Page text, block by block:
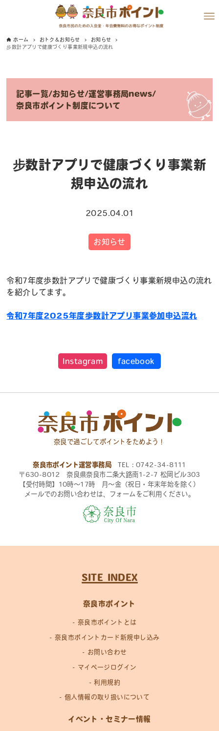
ホーム おトク＆お知らせ
お知らせ
步数計アプリで健康づくり事業新規申込の流れ
記事一覧/お知らせ/運営事務局news/
奈良市ポイント制度について
步数計アプリで健康づくり事業新
規申込の流れ
2025.04.01
お知らせ
令和7年度歩数計アプリで健康づくり事業新規申込の流れ
を紹介してます。
令和7年度2025年度歩数計アプリ事業参加申込流れ
Instagram facebook
奈良で過ごしてポイントをためよう！
奈良市ポイント運営事務局 TEL：0742-34-8111
〒630-8012 奈良県奈良市二条大路南1-2-7 松岡ビル303
【受付時間】10時〜17時 月〜金（祝日・年末年始を除く）
メールでのお問い合わせは、フォームをご利用ください。
SITE INDEX
奈良市ポイント
奈良市ポイントとは
奈良市ポイントカード新規申し込み
お問い合わせ
マイページログイン
利用規約
個人情報の取り扱いについて
イベント・セミナー情報